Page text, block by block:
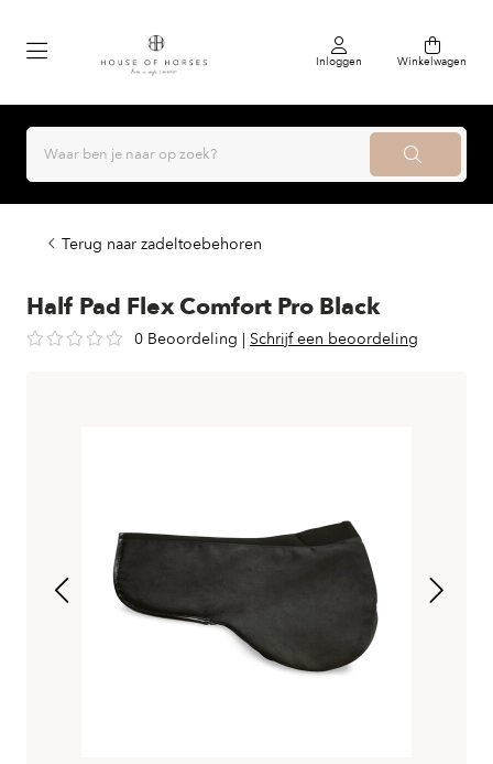
Inloggen Winkelwagen
Terug naar zadeltoebehoren
Half Pad Flex Comfort Pro Black
0 Beoordeling | Schrijf een beoordeling